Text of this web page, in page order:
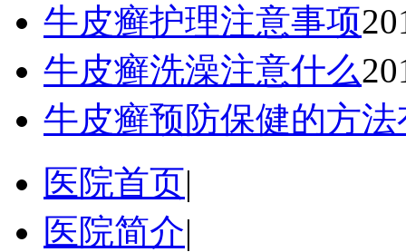
牛皮癣护理注意事项
牛皮癣洗澡注意什么
牛皮癣预防保健的方
医院首页|
医院简介|